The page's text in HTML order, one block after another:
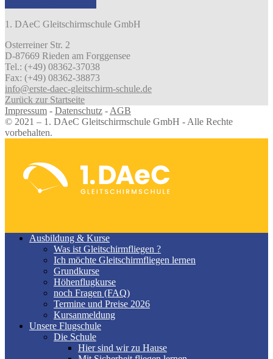
1. DAeC Gleitschirmschule GmbH
Osterreiner Str. 2
D-87669 Rieden am Forggensee
Tel.: (+49) 08362-37038
Fax: (+49) 08362-38873
info@erste-daec-gleitschirm-schule.de
Zurück zur Startseite
Impressum - Datenschutz - AGB
© 2021 – 1. DAeC Gleitschirmschule GmbH - Alle Rechte
vorbehalten.
Ausbildung & Kurse
Was ist Gleitschirmfliegen ?
Ich möchte Gleitschirmfliegen lernen
Grundkurse
Höhenflugkurse
noch Fragen (FAQ)
Termine und Preise 2026
Kursanmeldung
Unsere Flugschule
Die Schule
Hier sind wir zu Hause